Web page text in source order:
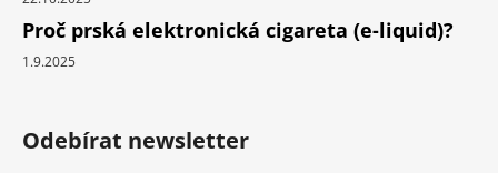
Proč prská elektronická cigareta (e-liquid)?
1.9.2025
Odebírat newsletter